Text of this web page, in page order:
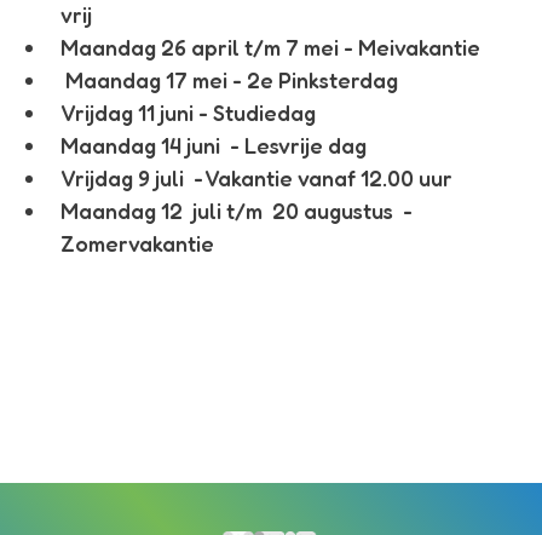
vrij
Maandag 26 april t/m 7 mei - Meivakantie
Maandag 17 mei - 2e Pinksterdag
Vrijdag 11 juni - Studiedag
Maandag 14 juni - Lesvrije dag
Vrijdag 9 juli - Vakantie vanaf 12.00 uur
Maandag 12 juli t/m 20 augustus -
Zomervakantie